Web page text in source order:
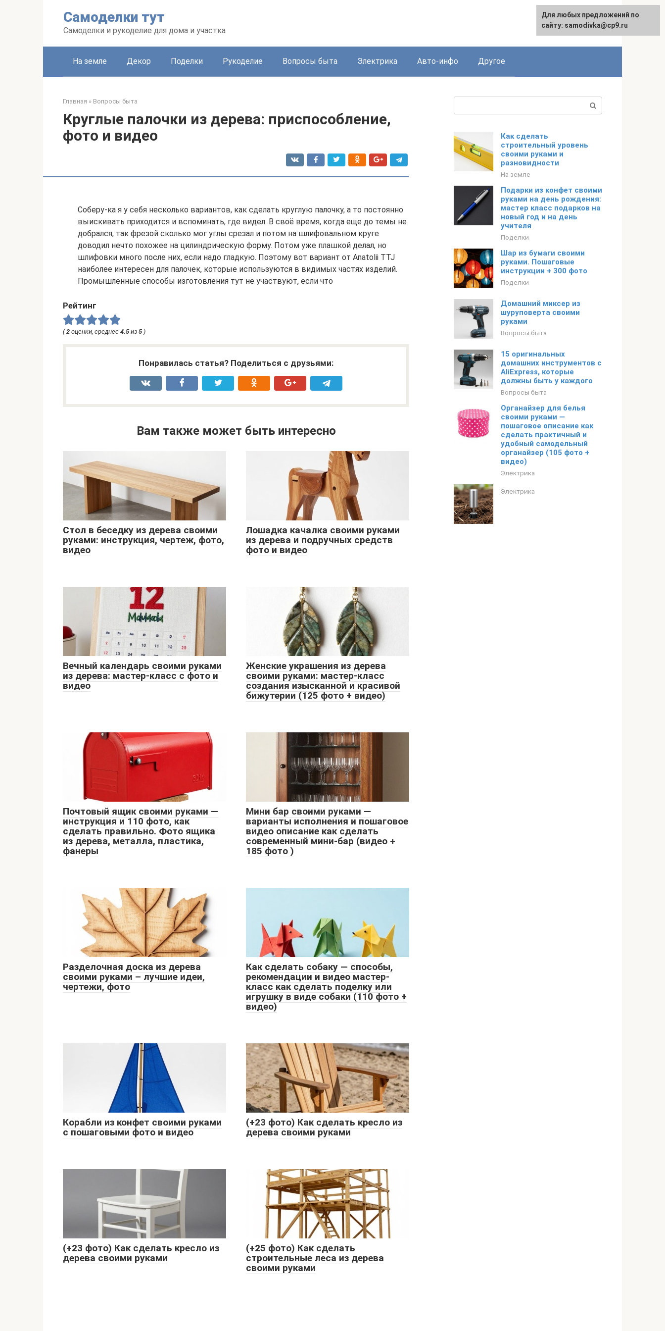
Самоделки тут
Самоделки и рукоделие для дома и участка
English
На земле Декор Поделки Рукоделие Вопросы быта Электрика Авто-инфо Другое
Главная » Вопросы быта
Круглые палочки из дерева: приспособление,
фото и видео
Соберу-ка я у себя несколько вариантов, как сделать круглую палочку, а то постоянно
выискивать приходится и вспоминать, где видел. В своё время, когда еще до темы не
добрался, так фрезой сколько мог углы срезал и потом на шлифовальном круге
доводил нечто похожее на цилиндрическую форму. Потом уже плашкой делал, но
шлифовки много после них, если надо гладкую. Поэтому вот вариант от Anatolii TTJ
наиболее интересен для палочек, которые используются в видимых частях изделий.
Промышленные способы изготовления тут не участвуют, если что
Рейтинг
(2 оценки, среднее 4.5 из 5 )
Понравилась статья? Поделиться с друзьями:
Вам также может быть интересно
Стол в беседку из дерева своими
руками: инструкция, чертеж, фото,
видео
Лошадка качалка своими руками
из дерева и подручных средств
фото и видео
Вечный календарь своими руками
из дерева: мастер-класс с фото и
видео
Женские украшения из дерева
своими руками: мастер-класс
создания изысканной и красивой
бижутерии (125 фото + видео)
Почтовый ящик своими руками —
инструкция и 110 фото, как
сделать правильно. Фото ящика
из дерева, металла, пластика,
фанеры
Мини бар своими руками —
варианты исполнения и пошаговое
видео описание как сделать
современный мини-бар (видео +
185 фото )
Разделочная доска из дерева
своими руками – лучшие идеи,
чертежи, фото
Как сделать собаку — способы,
рекомендации и видео мастер-
класс как сделать поделку или
игрушку в виде собаки (110 фото +
видео)
Корабли из конфет своими руками
с пошаговыми фото и видео
(+23 фото) Как сделать кресло из
дерева своими руками
(+23 фото) Как сделать кресло из
дерева своими руками
(+25 фото) Как сделать
строительные леса из дерева
своими руками
Как сделать
строительный уровень
своими руками и
разновидности
На земле
Подарки из конфет своими
руками на день рождения:
мастер класс подарков на
новый год и на день
учителя
Поделки
Шар из бумаги своими
руками. Пошаговые
инструкции + 300 фото
Поделки
Домашний миксер из
шуруповерта своими
руками
Вопросы быта
15 оригинальных
домашних инструментов с
AliExpress, которые
должны быть у каждого
Вопросы быта
Органайзер для белья
своими руками —
пошаговое описание как
сделать практичный и
удобный самодельный
органайзер (105 фото +
видео)
Электрика
Электрика
Для любых предложений по
сайту: samodivka@cp9.ru